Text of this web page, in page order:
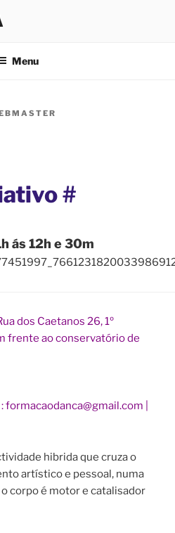
Menu
#
ás 12h e 30m
dos Caetanos 26, 1º
frente ao conservatório de
|
hibrida que cruza o
artístico e pessoal, numa
corpoé motor e catalisador